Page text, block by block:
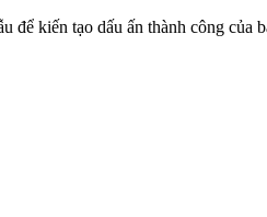
kiến tạo dấu ấn thành công